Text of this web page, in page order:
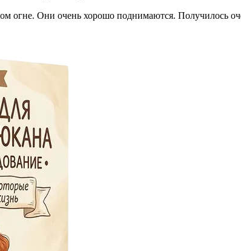
огне. Они очень хорошо поднимаются. Получилось